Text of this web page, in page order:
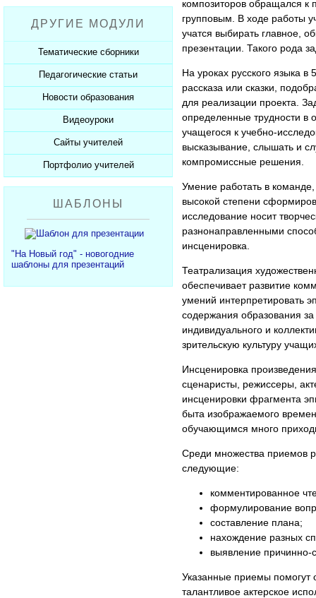
Пожарная безопасность
СанПиНы
Должностные обязанности
Планы, справки, протоколы
Презентации к Дню матери
Презентации к Новому году
Презентации к 23 февраля
Презентации к 8 марта
Презентации к Дню Победы
350 лет Петру I
Разработки учащихся
Софт для учителя
ДРУГИЕ МОДУЛИ
Тематические сборники
Сборники презентаций
Педагогические статьи
Каталог статей
Добавить статью
Новости образования
Новости образования
Видеоуроки
Видеоуроки ЕГЭ и ОГЭ
Сайты учителей
Каталог сайтов
Добавить сайт
Портфолио учителей
Каталог портфолио
Добавить портфолио
ШАБЛОНЫ
"На Новый год" - новогодние
шаблоны для презентаций
композиторов обращался
групповым. В ходе работы
учатся выбирать главное,
презентации. Такого рода
На уроках русского языка
рассказа или сказки,
для реализации проекта.
определенные трудности в
учащегося к учебно-
высказывание, слышать и
компромиссные решения.
Умение работать в
высокой степени
исследование носит
разнонаправленными
инсценировка.
Театрализация
обеспечивает развитие
умений интерпретировать
содержания образования
индивидуального и
зрительскую культуру
Инсценировка
сценаристы, режиссеры,
инсценировки фрагмента
быта изображаемого
обучающимся много
Среди множества приемов
следующие:
комментированное
формулирование
составление плана;
нахождение разных
выявление причинно-
Указанные приемы помогут
талантливое актерское